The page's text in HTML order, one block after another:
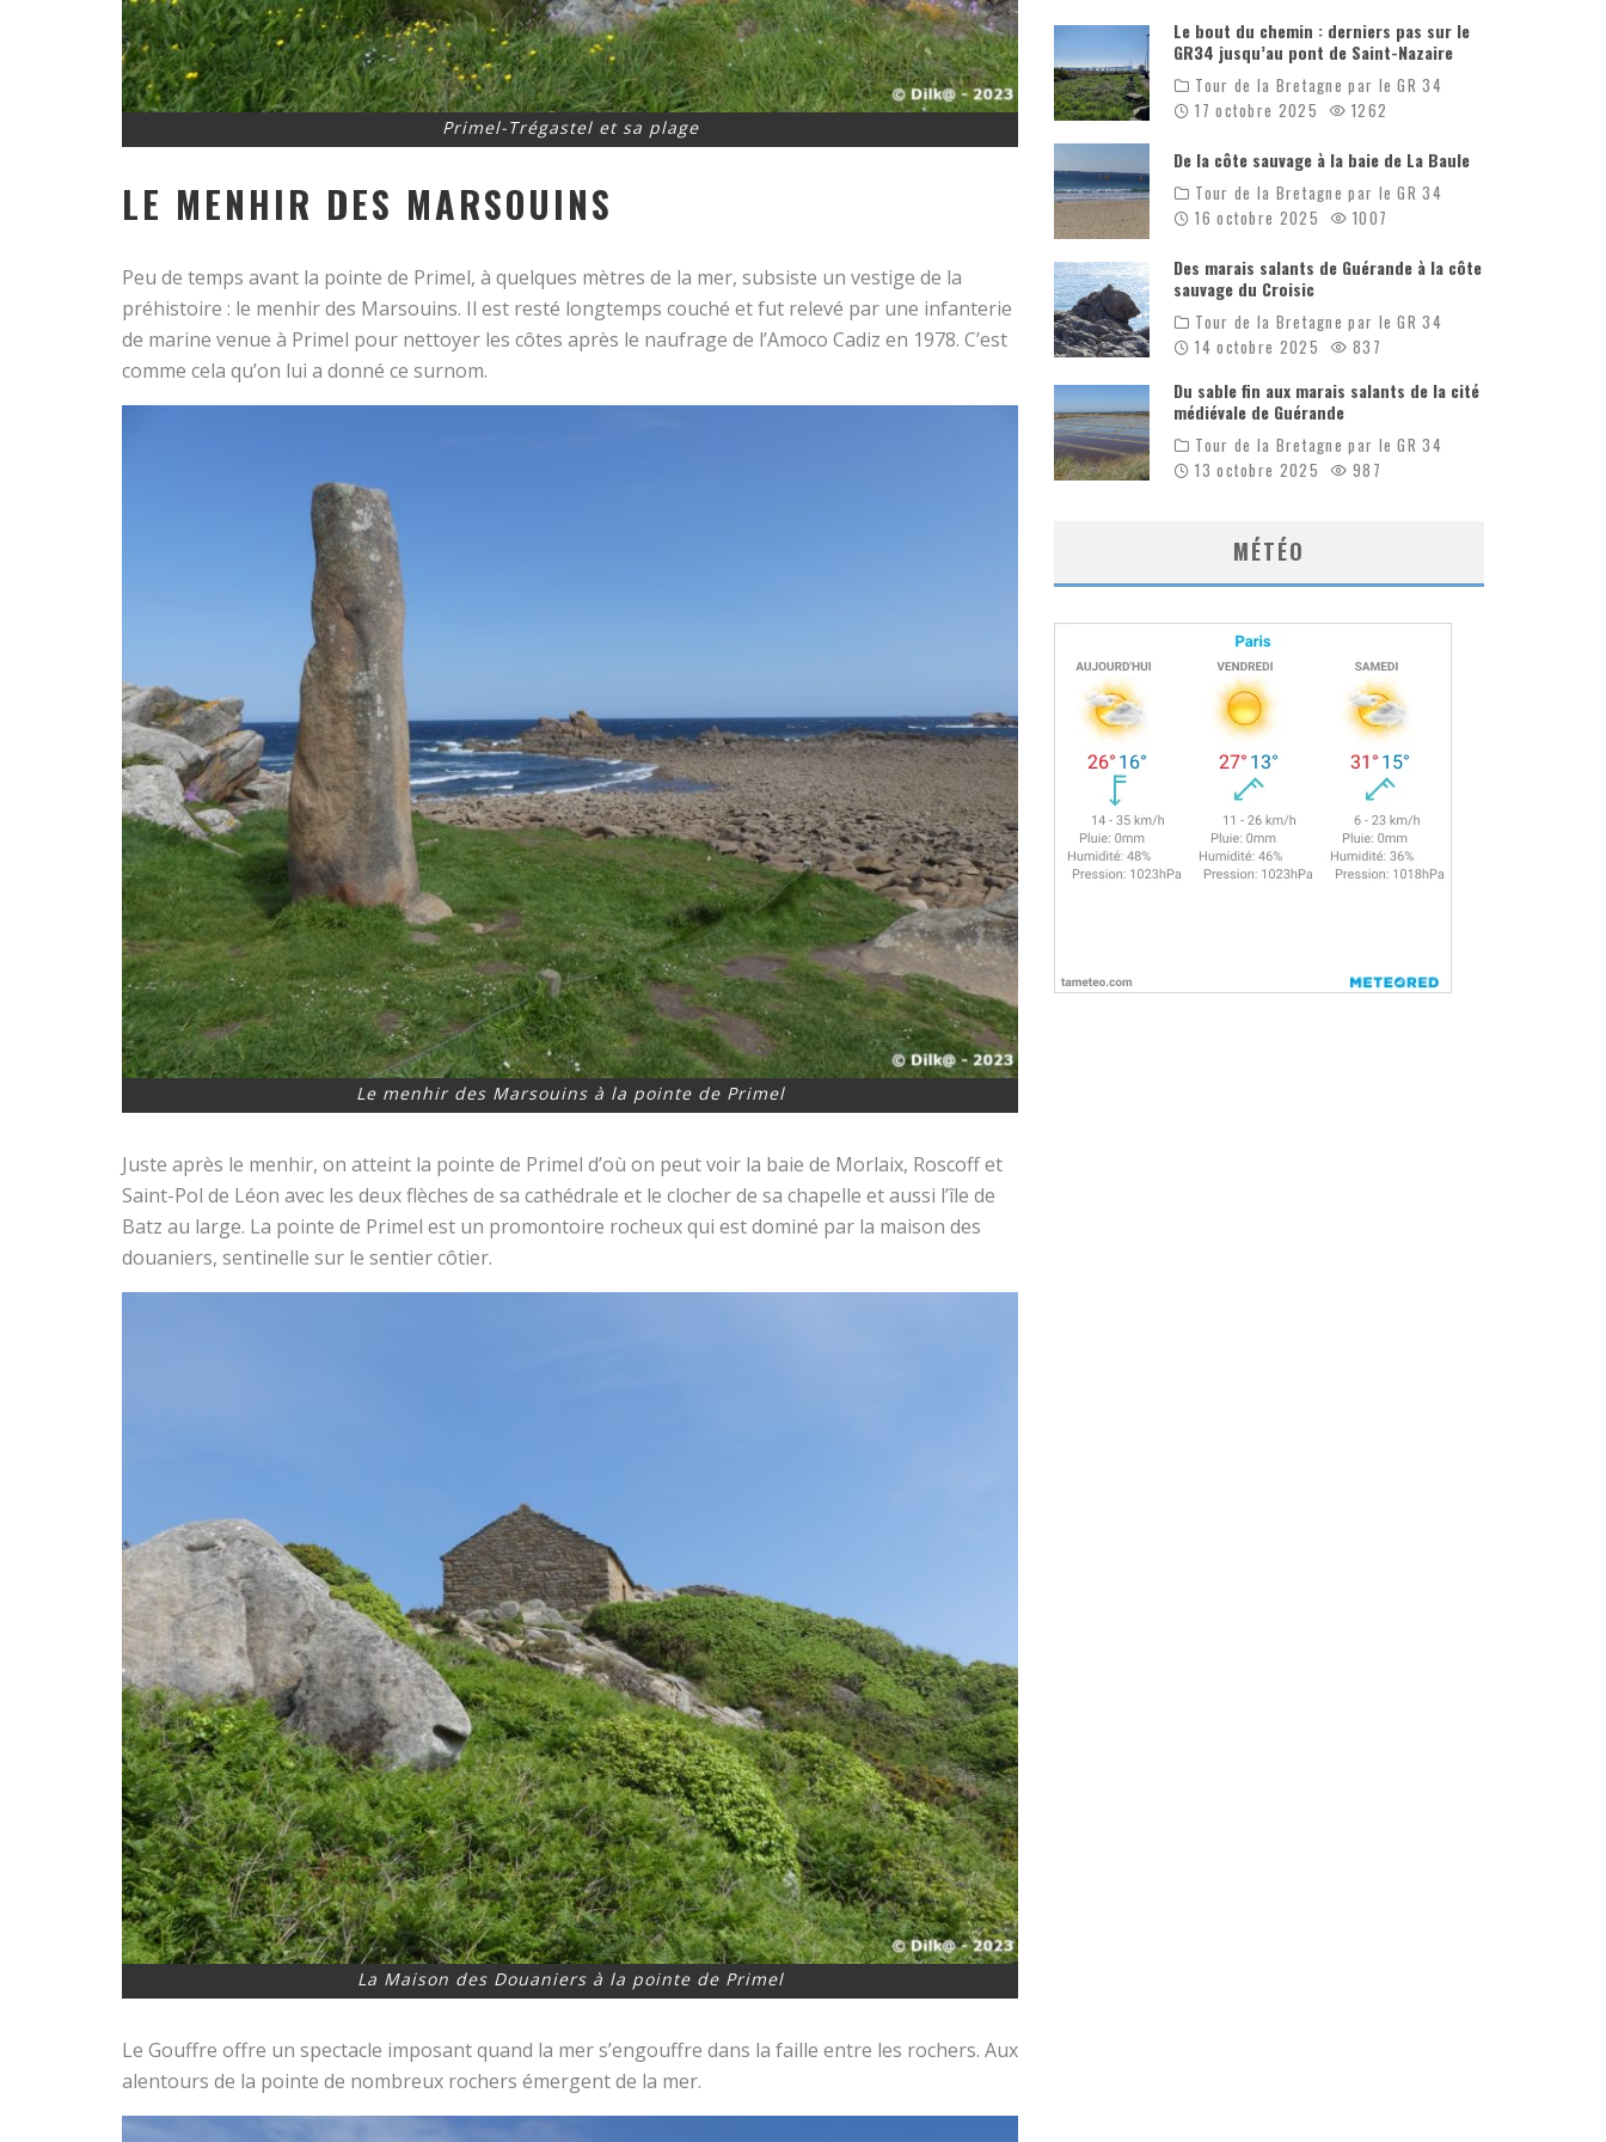
Primel-Trégastel et sa plage
LE MENHIR DES MARSOUINS
Peu de temps avant la pointe de Primel, à quelques mètres de la mer, subsiste un vestige de la
préhistoire : le menhir des Marsouins. Il est resté longtemps couché et fut relevé par une infanterie
de marine venue à Primel pour nettoyer les côtes après le naufrage de l’Amoco Cadiz en 1978. C’est
comme cela qu’on lui a donné ce surnom.
Le menhir des Marsouins à la pointe de Primel
Juste après le menhir, on atteint la pointe de Primel d’où on peut voir la baie de Morlaix, Roscoff et
Saint-Pol de Léon avec les deux flèches de sa cathédrale et le clocher de sa chapelle et aussi l’île de
Batz au large. La pointe de Primel est un promontoire rocheux qui est dominé par la maison des
douaniers, sentinelle sur le sentier côtier.
La Maison des Douaniers à la pointe de Primel
Le Gouffre offre un spectacle imposant quand la mer s’engouffre dans la faille entre les rochers. Aux
alentours de la pointe de nombreux rochers émergent de la mer.
Le bout du chemin : derniers pas sur le
GR34 jusqu’au pont de Saint-Nazaire
Tour de la Bretagne par le GR 34
17 octobre 2025
1262
De la côte sauvage à la baie de La Baule
Tour de la Bretagne par le GR 34
16 octobre 2025
1007
Des marais salants de Guérande à la côte
sauvage du Croisic
Tour de la Bretagne par le GR 34
14 octobre 2025
837
Du sable fin aux marais salants de la cité
médiévale de Guérande
Tour de la Bretagne par le GR 34
13 octobre 2025
987
MÉTÉO